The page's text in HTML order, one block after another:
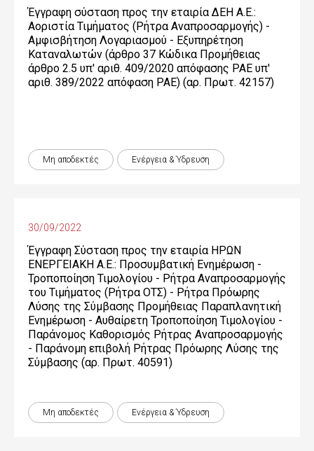
Έγγραφη σύσταση προς την εταιρία ΔΕΗ Α.Ε.:
Αοριστία Τιμήματος (Ρήτρα Αναπροσαρμογής) -
Αμφισβήτηση Λογαριασμού - Εξυπηρέτηση
Καταναλωτών (άρθρο 37 Κώδικα Προμήθειας
άρθρο 2.5 υπ' αριθ. 409/2020 απόφασης ΡΑΕ υπ'
αριθ. 389/2022 απόφαση ΡΑΕ) (αρ. Πρωτ. 42157)
Μη αποδεκτές Ενέργεια & Ύδρευση
30/09/2022
Έγγραφη Σύσταση προς την εταιρία ΗΡΩΝ
ΕΝΕΡΓΕΙΑΚΗ Α.Ε.: Προσυμβατική Ενημέρωση -
Τροποποίηση Τιμολογίου - Ρήτρα Αναπροσαρμογής
του Τιμήματος (Ρήτρα ΟΤΣ) - Ρήτρα Πρόωρης
Λύσης της Σύμβασης Προμήθειας Παραπλανητική
Ενημέρωση - Αυθαίρετη Τροποποίηση Τιμολογίου -
Παράνομος Καθορισμός Ρήτρας Αναπροσαρμογής
- Παράνομη επιβολή Ρήτρας Πρόωρης Λύσης της
Σύμβασης (αρ. Πρωτ. 40591)
Μη αποδεκτές Ενέργεια & Ύδρευση